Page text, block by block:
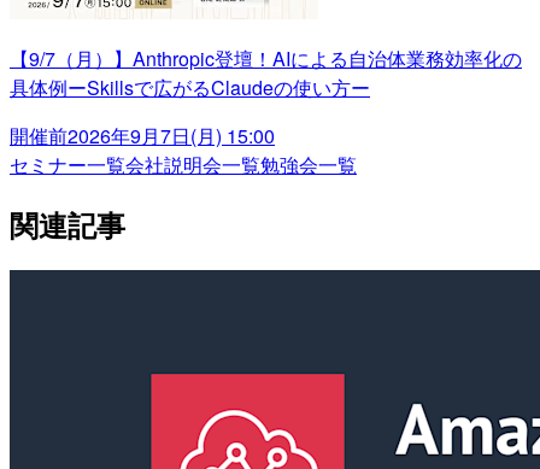
【9/7（月）】Anthropic登壇！AIによる自治体業務効率化の
具体例ーSkillsで広がるClaudeの使い方ー
開催前2026年9月7日(月) 15:00
セミナー一覧会社説明会一覧勉強会一覧
関連記事